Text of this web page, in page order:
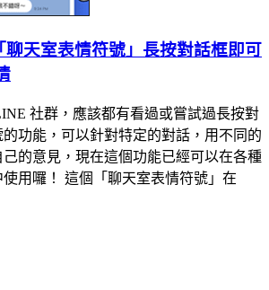
天室表情符號」長按對話框即可
社群，應該都有看過或嘗試過長按對
功能，可以針對特定的對話，用不同的
的意見，現在這個功能已經可以在各種
用囉！ 這個「聊天室表情符號」在